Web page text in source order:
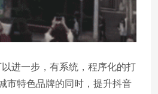
进一步，有系统，程序化的打
市特色品牌的同时，提升抖音